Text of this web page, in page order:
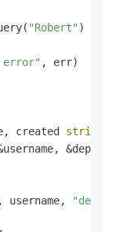
"Robert" )
error" , err)
created string
, username,